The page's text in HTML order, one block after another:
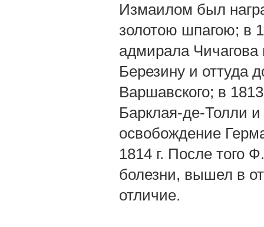
Измаилом был
золотою шпагою; в
адмирала
Березину и оттуда
Варшавского; в
Барклая-де-Толли
освобождение
1814 г. После того
болезни, вышел в
отличие.